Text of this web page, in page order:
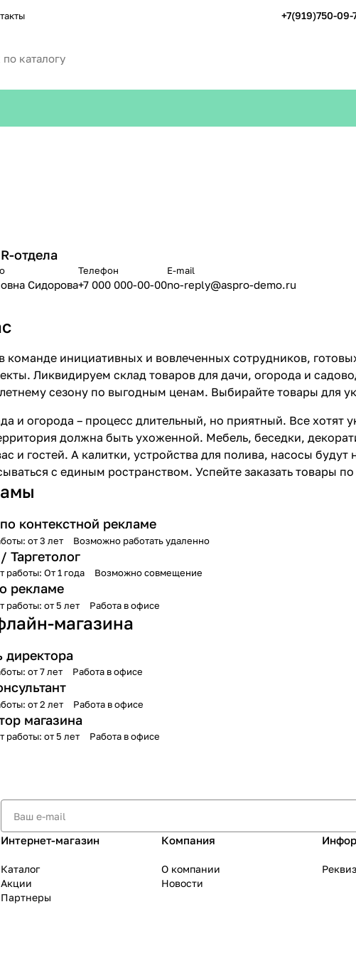
+7(919)750-09-
отдела
Сидорова
Телефон
+7 000 000-00-00
E-mail
no-reply@aspro-demo.ru
команде инициативных и вовлеченных сотрудников,
Ликвидируем склад товаров для дачи, огорода и
летнему сезону по выгодным ценам. Выбирайте товары для
и огорода – процесс длительный, но приятный. Все хотят
должна быть ухоженной. Мебель, беседки,
и гостей. А калитки, устройства для полива, насосы будут
с единым ространством. Успейте заказать товары
контекстной рекламе
от 3 лет Возможно работать удаленно
Таргетолог
работы: От 1 года Возможно совмещение
рекламе
работы: от 5 лет Работа в офисе
магазина
директора
от 7 лет Работа в офисе
от 2 лет Работа в офисе
магазина
работы: от 5 лет Работа в офисе
Интернет-магазин
Каталог
Акции
Партнеры
Компания
О компании
Новости